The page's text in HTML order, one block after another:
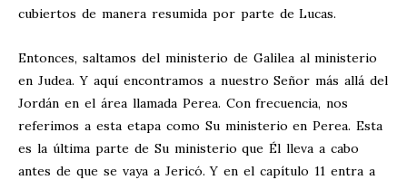
cubiertos de manera resumida por parte de Lucas.
Entonces, saltamos del ministerio de Galilea al ministerio
en Judea. Y aquí encontramos a nuestro Señor más allá del
Jordán en el área llamada Perea. Con frecuencia, nos
referimos a esta etapa como Su ministerio en Perea. Esta
es la última parte de Su ministerio que Él lleva a cabo
antes de que se vaya a Jericó. Y en el capítulo 11 entra a